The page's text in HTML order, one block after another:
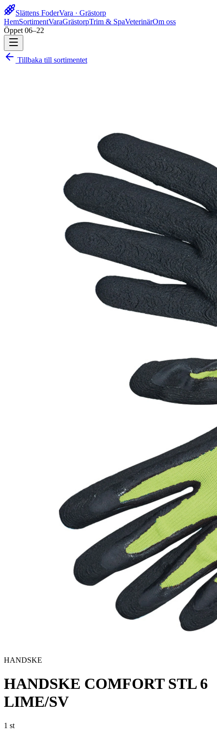
Slättens FoderVara · Grästorp
HemSortimentVaraGrästorpTrim & SpaVeterinärOm oss
Öppet 06–22
Tillbaka till sortimentet
HANDSKE
HANDSKE COMFORT STL 6
LIME/SV
1 st